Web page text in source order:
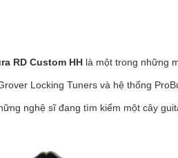
RD Custom HH là một trong những
Locking Tuners và hệ thống
nghệ sĩ đang tìm kiếm một cây